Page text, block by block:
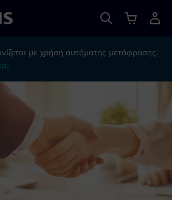
με χρήση αυτόματης μετάφρασης.